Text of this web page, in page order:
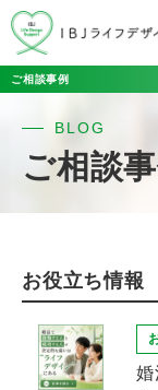
ご相談事例
BLOG
ご相談
お役立ち情報
婚